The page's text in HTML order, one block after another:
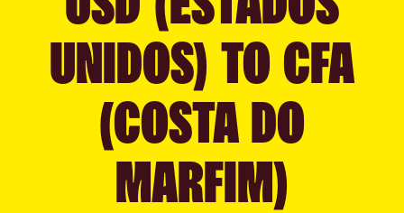
UNIDOS) TO CFA
(COSTA DO
MARFIM)